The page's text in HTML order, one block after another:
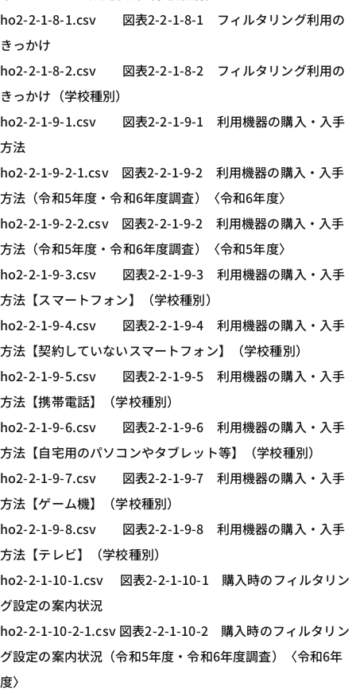
ho2-2-1-8-1.csv 図表2-2-1-8-1 フィルタリング利用の
きっかけ
ho2-2-1-8-2.csv 図表2-2-1-8-2 フィルタリング利用の
きっかけ（学校種別）
ho2-2-1-9-1.csv 図表2-2-1-9-1 利用機器の購入・入手
方法
ho2-2-1-9-2-1.csv 図表2-2-1-9-2 利用機器の購入・入手
方法（令和5年度・令和6年度調査）〈令和6年度〉
ho2-2-1-9-2-2.csv 図表2-2-1-9-2 利用機器の購入・入手
方法（令和5年度・令和6年度調査）〈令和5年度〉
ho2-2-1-9-3.csv 図表2-2-1-9-3 利用機器の購入・入手
方法【スマートフォン】（学校種別）
ho2-2-1-9-4.csv 図表2-2-1-9-4 利用機器の購入・入手
方法【契約していないスマートフォン】（学校種別）
ho2-2-1-9-5.csv 図表2-2-1-9-5 利用機器の購入・入手
方法【携帯電話】（学校種別）
ho2-2-1-9-6.csv 図表2-2-1-9-6 利用機器の購入・入手
方法【自宅用のパソコンやタブレット等】（学校種別）
ho2-2-1-9-7.csv 図表2-2-1-9-7 利用機器の購入・入手
方法【ゲーム機】（学校種別）
ho2-2-1-9-8.csv 図表2-2-1-9-8 利用機器の購入・入手
方法【テレビ】（学校種別）
ho2-2-1-10-1.csv 図表2-2-1-10-1 購入時のフィルタリン
グ設定の案内状況
ho2-2-1-10-2-1.csv 図表2-2-1-10-2 購入時のフィルタリン
グ設定の案内状況（令和5年度・令和6年度調査）〈令和6年
度〉